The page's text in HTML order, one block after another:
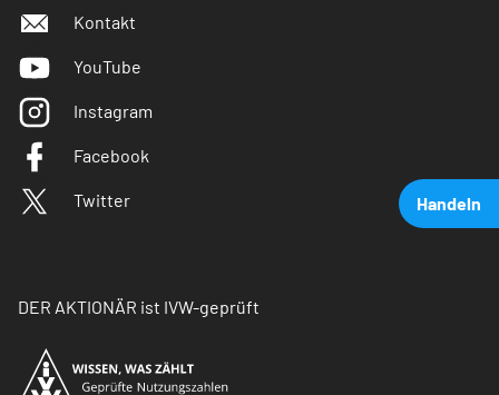
Handeln
Kontakt
YouTube
Instagram
Facebook
Twitter
DER AKTIONÄR ist IVW-geprüft